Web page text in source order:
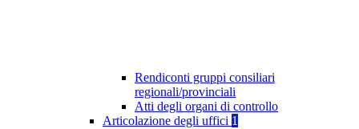
Rendiconti gruppi consiliari
regionali/provinciali
Atti degli organi di controllo
Articolazione degli uffici 1